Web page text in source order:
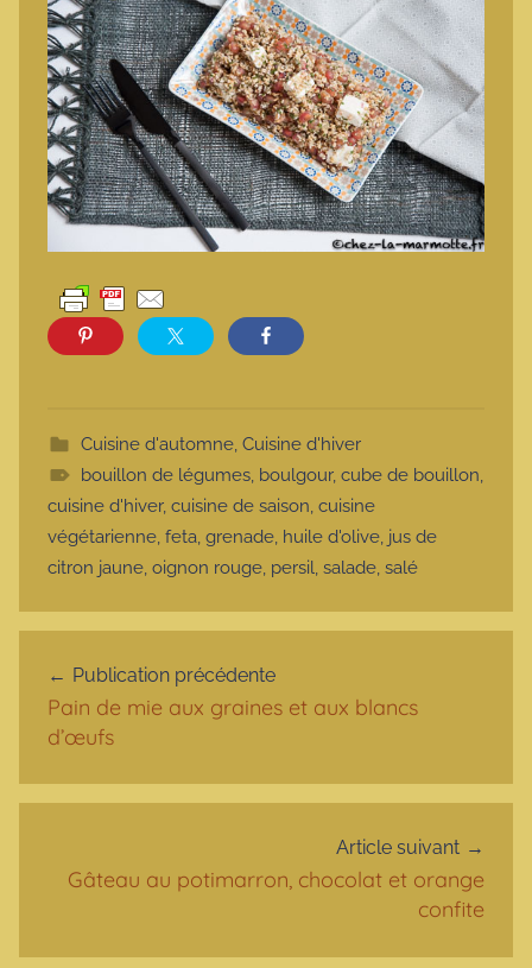
Cuisine d'automne, Cuisine d'hiver
bouillon de légumes, boulgour, cube de bouillon,
cuisine d'hiver, cuisine de saison, cuisine
végétarienne, feta, grenade, huile d'olive, jus de
citron jaune, oignon rouge, persil, salade, salé
Publication précédente
Pain de mie aux graines et aux blancs
d’œufs
Article suivant
Gâteau au potimarron, chocolat et orange
confite